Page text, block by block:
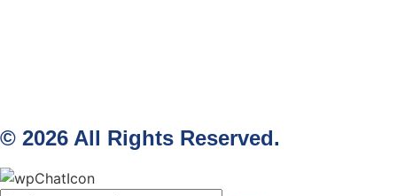
© 2026 All Rights Reserved.